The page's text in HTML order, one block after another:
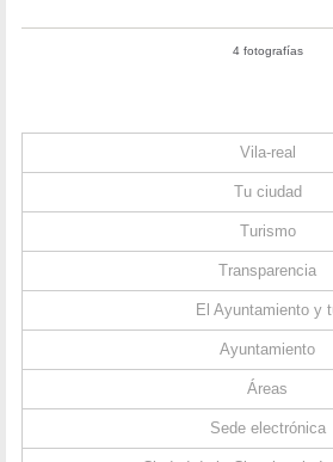
4 fotografías
Vila-real
Tu ciudad
Turismo
Transparencia
El Ayuntamiento y
Ayuntamiento
Áreas
Sede electrónica